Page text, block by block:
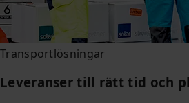
Transportlösningar
Leveranser till rätt tid och